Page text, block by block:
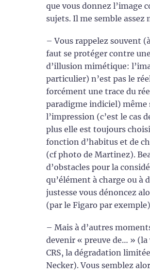
que vous donnez l’image
sujets. Il me semble assez
– Vous rappelez souvent
faut se protéger contre
d’illusion mimétique:
particulier) n’est pas le
forcément une trace du
paradigme indiciel) même
l’impression (c’est le cas
plus elle est toujours
fonction d’habitus et de
(cf photo de Martinez).
d’obstacles pour la
qu’élément à charge ou à
justesse vous dénoncez
(par le Figaro par
– Mais à d’autres
devenir « preuve de… » (la
CRS, la dégradation
Necker). Vous semblez